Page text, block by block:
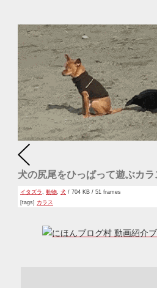
犬の尻尾をひっぱって遊ぶカラ
イタズラ, 動物, 犬 / 704 KB / 51 frames
[tags] カラス